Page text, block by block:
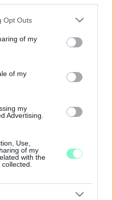
uses one or more Google
behaviour. You may click to
and its third-party tags to
purposes in below Google
Opt Outs
of my
of my
my
Advertising.
Use,
of my
with the
akarják rávenni a
e helyzet, mint azt a
az Osztrák
hanem az általa
A
MEGINDOKOLTA,
MELEG
PEDOFILTÖRVÉNY